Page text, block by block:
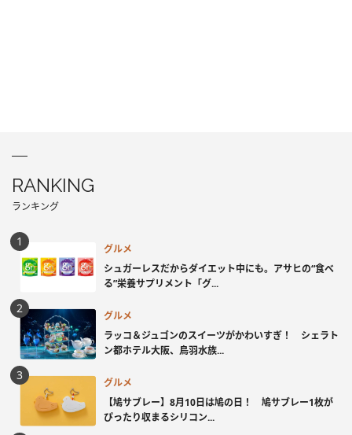
RANKING
ランキング
グルメ
シュガーレスだからダイエット中にも。アサヒの“食べ
る”栄養サプリメント「グ...
グルメ
ラッコ＆ジュゴンのスイーツがかわいすぎ！ シェラト
ン都ホテル大阪、鳥羽水族...
グルメ
【鳩サブレー】8月10日は鳩の日！ 鳩サブレー1枚が
ぴったり収まるシリコン...